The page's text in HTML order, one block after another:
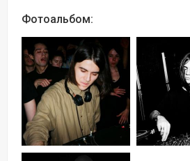
Фотоальбом: